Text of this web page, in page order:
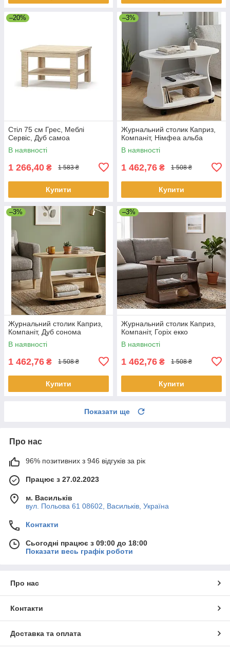
–20%
Стіл 75 см Грес, Меблі
Сервіс, Дуб самоа
В наявності
1 266,40 ₴ 1 583 ₴
Купити
–3%
Журнальний столик Каприз,
Компаніт, Німфеа альба
В наявності
1 462,76 ₴ 1 508 ₴
Купити
–3%
Журнальний столик Каприз,
Компаніт, Дуб сонома
В наявності
1 462,76 ₴ 1 508 ₴
Купити
–3%
Журнальний столик Каприз,
Компаніт, Горіх екко
В наявності
1 462,76 ₴ 1 508 ₴
Купити
Показати ще
Про нас
96% позитивних з 946 відгуків за рік
Працює з 27.02.2023
м. Васильків
вул. Польова 61 08602, Васильків, Україна
Контакти
Сьогодні працює з 09:00 до 18:00
Показати весь графік роботи
Про нас
Контакти
Доставка та оплата